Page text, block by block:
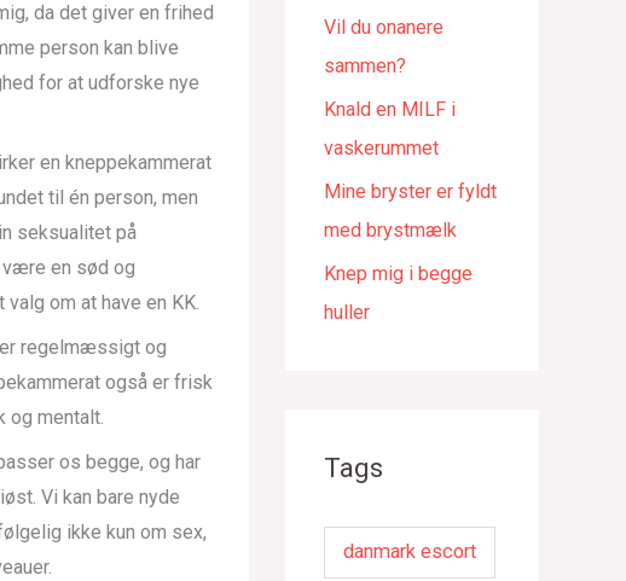
da det giver en frihed
person kan blive
for at udforske nye
en kneppekammerat
til én person, men
seksualitet på
være en sød og
om at have en KK.
regelmæssigt og
også er frisk
og mentalt.
os begge, og har
Vi kan bare nyde
ikke kun om sex,
Vil du onanere
sammen?
Knald en MILF i
vaskerummet
Mine bryster er fyldt
med brystmælk
Knep mig i begge
huller
Tags
danmark escort